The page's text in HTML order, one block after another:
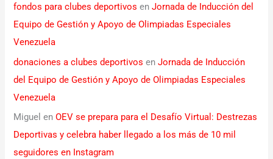
fondos para clubes deportivos enJornada de Inducción del
Equipo de Gestión y Apoyo de Olimpiadas Especiales
Venezuela
donaciones a clubes deportivos enJornada de Inducción
del Equipo de Gestión y Apoyo de Olimpiadas Especiales
Venezuela
Miguel enOEV se prepara para el Desafío Virtual: Destrezas
Deportivas y celebra haber llegado a los más de 10 mil
seguidores en Instagram